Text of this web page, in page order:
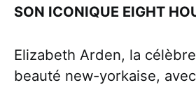
SON ICONIQUE EIGHT
Elizabeth Arden, la
beauté new-yorkaise,